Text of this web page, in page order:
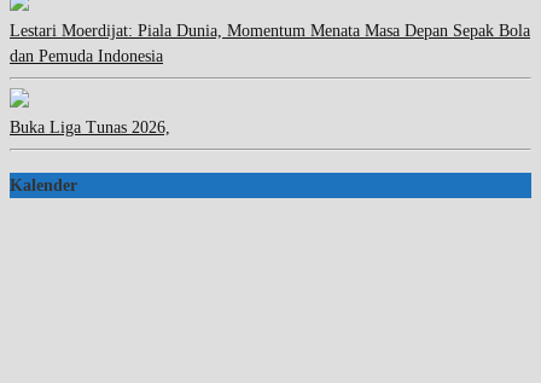
Lestari Moerdijat: Piala Dunia, Momentum Menata Masa Depan Sepak Bola
dan Pemuda Indonesia
Buka Liga Tunas 2026,
Kalender